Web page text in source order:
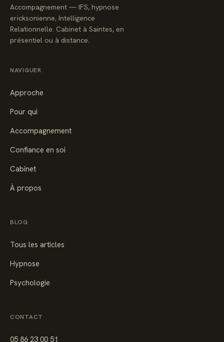
Accompagnement — IFS, hypnose
ericksonienne, Intelligence
Relationnelle. Cabinet à Saintes, en
présentiel ou à distance.
NAVIGUER
Approche
Pour qui
Accompagnement
Confiance en soi
Cabinet
À propos
BLOG
Tous les articles
Hypnose
Psychologie
CONTACT
05 86 23 00 51